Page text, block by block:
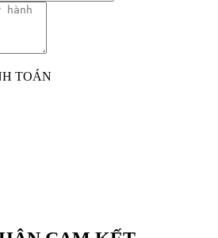
TOÁN